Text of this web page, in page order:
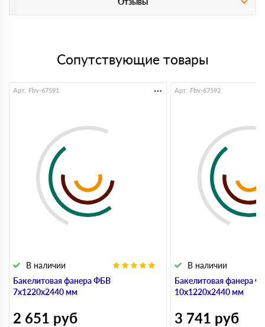
Сопутствующие товары
Бакелитовая фанера ФБВ
7х1220х2440 мм
В наличии
Арт. Fbv-67591
2 651 руб
Бакелитовая фанера
10х1220х2440 мм
В наличии
Арт. Fbv-67592
3 741 руб